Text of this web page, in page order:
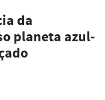
da
planeta azul-